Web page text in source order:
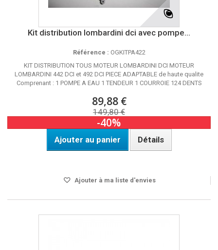
Kit distribution lombardini dci avec pompe...
Référence : OGKITPA422
KIT DISTRIBUTION TOUS MOTEUR LOMBARDINI DCI MOTEUR
LOMBARDINI 442 DCI et 492 DCI PIECE ADAPTABLE de haute qualite
Comprenant : 1 POMPE A EAU 1 TENDEUR 1 COURROIE 124 DENTS
89,88 €
149,80 €
-40%
Ajouter au panier Détails
Ajouter à ma liste d'envies